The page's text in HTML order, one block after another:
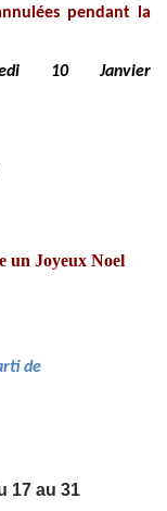
pendant la
10 Janvier
un Joyeux Noel
de
17 au 31